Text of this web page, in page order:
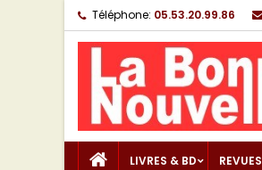
Téléphone: 05.53.20.99.86
LIVRES & BD REVUES